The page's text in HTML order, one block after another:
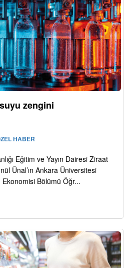
zengini
HABER
Eğitim ve Yayın Dairesi Ziraat
Ünal’ın Ankara Üniversitesi
Bölümü Öğr...